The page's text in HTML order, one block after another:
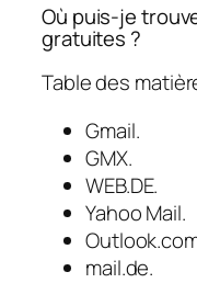
Où puis-je
gratuites ?
Table des
Gmail.
GMX.
WEB.DE.
Yahoo Mail.
mail.de.